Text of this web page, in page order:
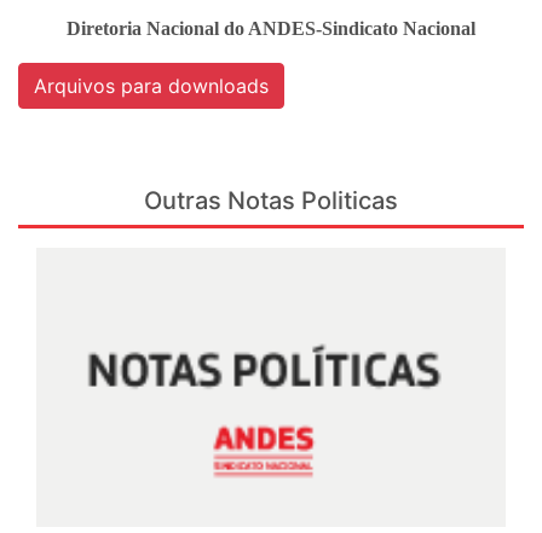
Diretoria Nacional do ANDES-Sindicato Nacional
Arquivos para downloads
Outras Notas Politicas